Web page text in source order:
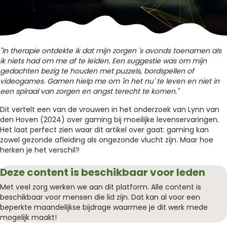
"In therapie ontdekte ik dat mijn zorgen 's avonds toenamen als
ik niets had om me af te leiden. Een suggestie was om mijn
gedachten bezig te houden met puzzels, bordspellen of
videogames. Gamen hielp me om 'in het nu' te leven en niet in
een spiraal van zorgen en angst terecht te komen."
Dit vertelt een van de vrouwen in het onderzoek van Lynn van
den Hoven (2024) over gaming bij moeilijke levenservaringen.
Het laat perfect zien waar dit artikel over gaat: gaming kan
zowel gezonde afleiding als ongezonde vlucht zijn. Maar hoe
herken je het verschil?
Deze content is beschikbaar voor leden
Met veel zorg werken we aan dit platform. Alle content is
beschikbaar voor mensen die lid zijn. Dat kan al voor een
beperkte maandelijkse bijdrage waarmee je dit werk mede
mogelijk maakt!